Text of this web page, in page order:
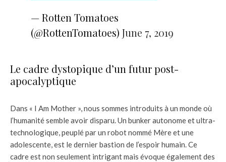
— Rotten Tomatoes
(@RottenTomatoes) June 7, 2019
Le cadre dystopique d’un futur post-
apocalyptique
Dans « I Am Mother », nous sommes introduits à un monde où
l’humanité semble avoir disparu. Un bunker autonome et ultra-
technologique, peuplé par un robot nommé Mère et une
adolescente, est le dernier bastion de l’espoir humain. Ce
cadre est non seulement intrigant mais évoque également des